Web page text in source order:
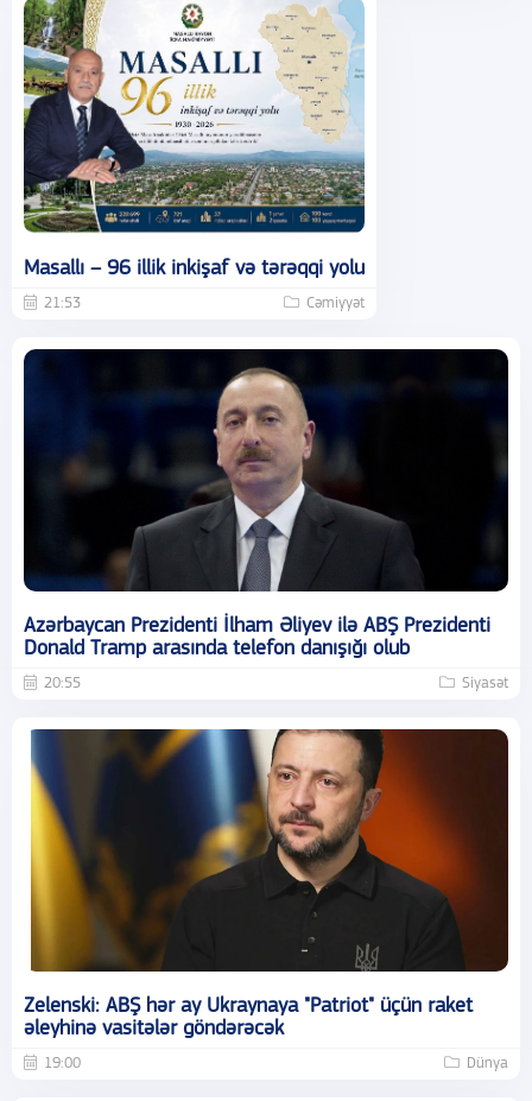
Masallı – 96 illik inkişaf və tərəqqi yolu
21:53 Cəmiyyət
Azərbaycan Prezidenti İlham Əliyev ilə ABŞ Prezidenti
Donald Tramp arasında telefon danışığı olub
20:55 Siyasət
Zelenski: ABŞ hər ay Ukraynaya "Patriot" üçün raket
əleyhinə vasitələr göndərəcək
19:00 Dünya